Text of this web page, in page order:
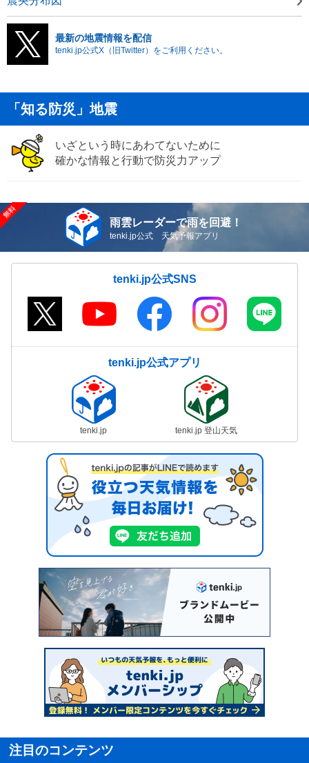
最新の地震情報を配信
tenki.jp公式X（旧Twitter）をご利用ください。
「知る防災」地震
いざという時にあわてないために
確かな情報と行動で防災力アップ
雨雲レーダーで雨を回避！
tenki.jp公式 天気予報アプリ
tenki.jp公式SNS
tenki.jp公式アプリ
tenki.jp tenki.jp 登山天気
注目のコンテンツ